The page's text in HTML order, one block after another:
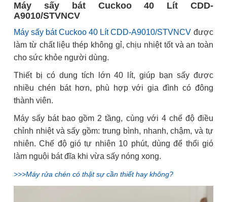
Máy sấy bát Cuckoo 40 Lít CDD-
A9010/STVNCV
Máy sấy bát Cuckoo 40 Lít CDD-A9010/STVNCV được
làm từ chất liệu thép không gỉ, chịu nhiệt tốt và an toàn
cho sức khỏe người dùng.
Thiết bị có dung tích lớn 40 lít, giúp bạn sấy được
nhiều chén bát hơn, phù hợp với gia đình có đông
thành viên.
Máy sấy bát bao gồm 2 tầng, cùng với 4 chế độ điều
chỉnh nhiệt và sấy gồm: trung bình, nhanh, chậm, và tự
nhiên. Chế độ gió tự nhiên 10 phút, dùng để thổi gió
làm nguội bát đĩa khi vừa sấy nóng xong.
>>>Máy rửa chén có thật sự cần thiết hay không?